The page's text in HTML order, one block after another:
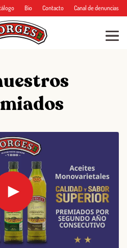
Bio Contacto Canal de denuncias